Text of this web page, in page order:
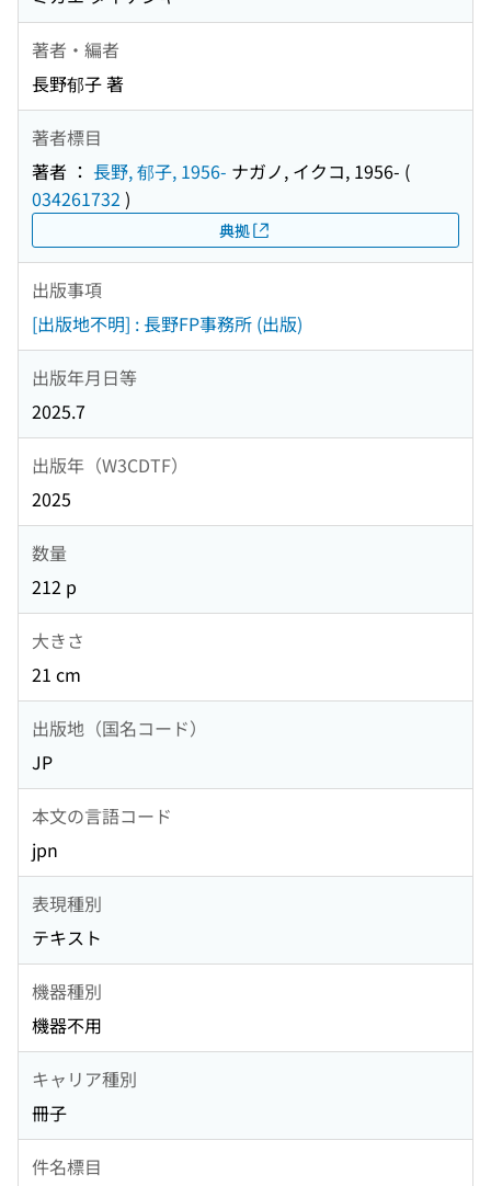
著者・編者
長野郁子 著
著者標目
著者 ： 長野, 郁子, 1956- ナガノ, イクコ, 1956- (
034261732 )
典拠
出版事項
[出版地不明] : 長野FP事務所 (出版)
出版年月日等
2025.7
出版年（W3CDTF）
2025
数量
212 p
大きさ
21 cm
出版地（国名コード）
JP
本文の言語コード
jpn
表現種別
テキスト
機器種別
機器不用
キャリア種別
冊子
件名標目